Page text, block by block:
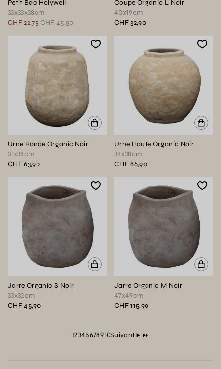
Petit Bac Holywell
33x33x38cm
CHF 22,75 CHF 45,50
Coupe Organic L Noir
40x19cm
CHF 32,90
Urne Ronde Organic Noir
31x38cm
CHF 63,90
Urne Haute Organic Noir
38x38cm
CHF 86,90
Jarre Organic S Noir
33x32cm
CHF 45,90
Jarre Organic M Noir
47x49cm
CHF 115,90
1(Page courante)
2345678910Suivant